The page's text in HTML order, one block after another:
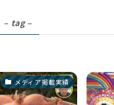
– tag –
メディア掲載実績